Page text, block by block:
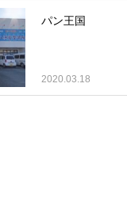
パン王国
2020.03.18